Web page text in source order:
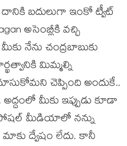
బదులుగా ఇంకో ట్వీట్
అసెంబ్లీకి వచ్చి
నేను చంద్రబాబుకు
మిమ్మల్ని
చెప్పింది అందుకే..
అద్దంలో మీకు ఇప్పుడు కూడా
సోషల్ మీడియాలో నన్ను
మాకు ద్వేషం లేదు. కానీ